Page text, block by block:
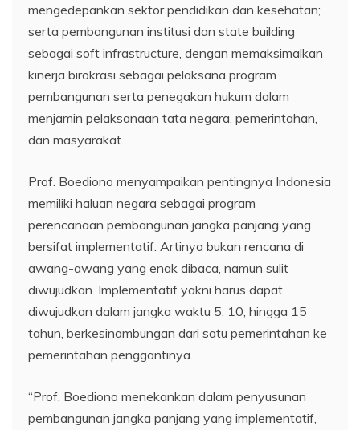
mengedepankan sektor pendidikan dan kesehatan;
serta pembangunan institusi dan state building
sebagai soft infrastructure, dengan memaksimalkan
kinerja birokrasi sebagai pelaksana program
pembangunan serta penegakan hukum dalam
menjamin pelaksanaan tata negara, pemerintahan,
dan masyarakat.
Prof. Boediono menyampaikan pentingnya Indonesia
memiliki haluan negara sebagai program
perencanaan pembangunan jangka panjang yang
bersifat implementatif. Artinya bukan rencana di
awang-awang yang enak dibaca, namun sulit
diwujudkan. Implementatif yakni harus dapat
diwujudkan dalam jangka waktu 5, 10, hingga 15
tahun, berkesinambungan dari satu pemerintahan ke
pemerintahan penggantinya.
“Prof. Boediono menekankan dalam penyusunan
pembangunan jangka panjang yang implementatif,